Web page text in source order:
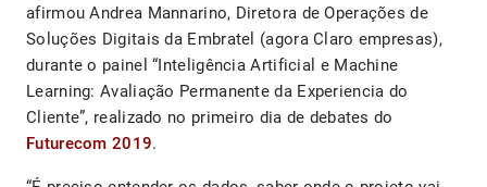
afirmou Andrea Mannarino, Diretora de Operações de
Soluções Digitais da Embratel (agora Claro empresas),
durante o painel “Inteligência Artificial e Machine
Learning: Avaliação Permanente da Experiencia do
Cliente”, realizado no primeiro dia de debates do
Futurecom 2019.